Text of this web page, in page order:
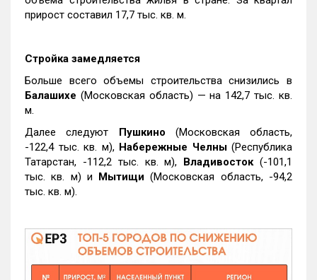
прирост составил 17,7 тыс. кв. м.
Стройка замедляется
Больше всего объемы строительства снизились в
Балашихе (Московская область) — на 142,7 тыс. кв.
м.
Далее следуют Пушкино (Московская область,
-122,4 тыс. кв. м), Набережные Челны(Республика
Татарстан, -112,2 тыс. кв. м), Владивосток(-101,1
тыс. кв. м) и Мытищи (Московская область, -94,2
тыс. кв. м).